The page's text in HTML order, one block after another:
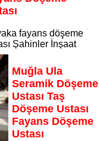
fayans döşeme
Şahinler İnşaat
işleyen uzman
sunuyor Akyaka
fayans döşeme
Muğla Ula
Seramik Döşeme
Ustası Taş
Döşeme Ustası
Fayans Döşeme
Ustası